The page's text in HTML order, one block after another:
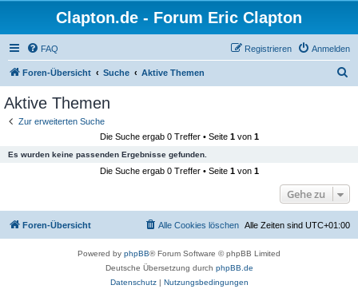
Clapton.de - Forum Eric Clapton
FAQ Anmelden
Registrieren
Foren-Übersicht Suche Aktive Themen
Aktive Themen
Zur erweiterten Suche
Die Suche ergab 0 Treffer • Seite 1von 1
Es wurden keine passenden Ergebnisse gefunden.
Die Suche ergab 0 Treffer • Seite 1von 1
Gehe zu
Foren-Übersicht Alle Zeiten sind UTC+01:00
Alle Cookies löschen
Powered by phpBB® Forum Software © phpBB Limited
Deutsche Übersetzung durch phpBB.de
Datenschutz| Nutzungsbedingungen